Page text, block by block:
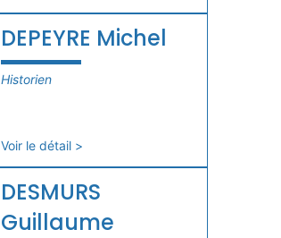
DEPEYRE Michel
Historien
Voir le détail >
DESMURS
Guillaume